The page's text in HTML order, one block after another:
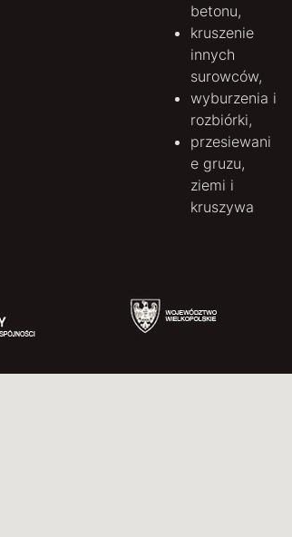
betonu,
kruszenie
innych
surowców,
wyburzenia i
rozbiórki,
przesiewani
e gruzu,
ziemi i
kruszywa